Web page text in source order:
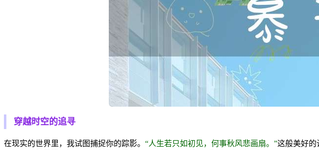
穿越时空的追寻
在现实的世界里，我试图捕捉你的踪影。 “人生若只如初见，何事秋风悲画扇。”这般美好的